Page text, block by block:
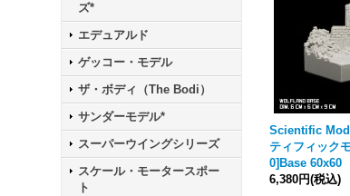
ズ*
エデュアルド
ゲッコー・モデル
ザ・ボディ（The Bodi）
サンダーモデル*
スーパーウイングシリーズ
スケール・モータースポー
ト
Scientific
ティフィック
0]Base 60x60
6,380円(税込)